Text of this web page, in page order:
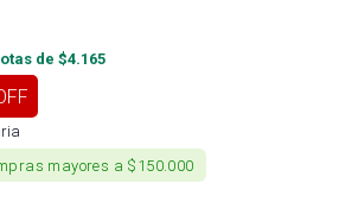
de $4.165
mayores a $150.000